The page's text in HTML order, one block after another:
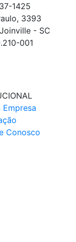
1425
3393
- SC
001
Empresa
Conosco